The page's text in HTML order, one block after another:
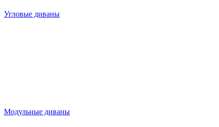
Угловые диваны
Модульные диваны